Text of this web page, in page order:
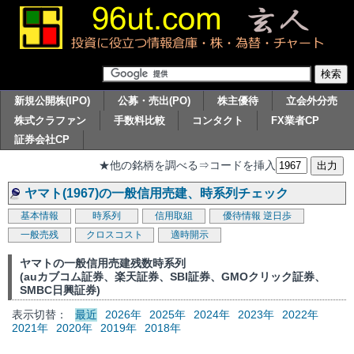
新規公開株(IPO) 公募・売出(PO) 株主優待
立会外分売
株式クラファン
手数料比較 コンタクト
FX業者CP
証券会社CP
★他の銘柄を調べる⇒コードを挿入
ヤマト(1967)の一般信用売建、時系列チェック
基本情報 時系列 信用取組 優待情報 逆日歩
一般売残
クロスコスト 適時開示
ヤマトの一般信用売建残数時系列
(auカブコム証券、楽天証券、SBI証券、GMOクリック証券、
SMBC日興証券)
表示切替：
最近 2026年 2025年 2024年 2023年
2022年
2021年
2020年 2019年 2018年